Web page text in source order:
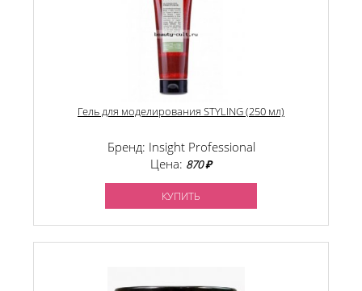
Гель для моделирования STYLING (250 мл)
Бренд: Insight Professional
Цена: 870 ₽
КУПИТЬ